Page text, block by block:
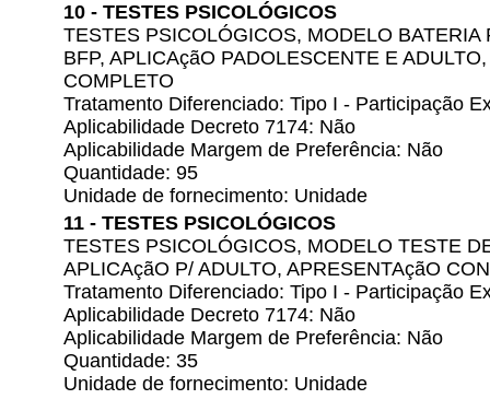
10 - TESTES PSICOLÓGICOS
TESTES PSICOLÓGICOS, MODELO
BFP, APLICAçãO PADOLESCENTE E
COMPLETO
Tratamento Diferenciado: Tipo I - Participação
Aplicabilidade Decreto 7174: Não
Aplicabilidade Margem de Preferência: Não
Quantidade: 95
Unidade de fornecimento: Unidade
11 - TESTES PSICOLÓGICOS
TESTES PSICOLÓGICOS, MODELO TESTE
APLICAçãO P/ ADULTO, APRESENTAçãO
Tratamento Diferenciado: Tipo I - Participação
Aplicabilidade Decreto 7174: Não
Aplicabilidade Margem de Preferência: Não
Quantidade: 35
Unidade de fornecimento: Unidade